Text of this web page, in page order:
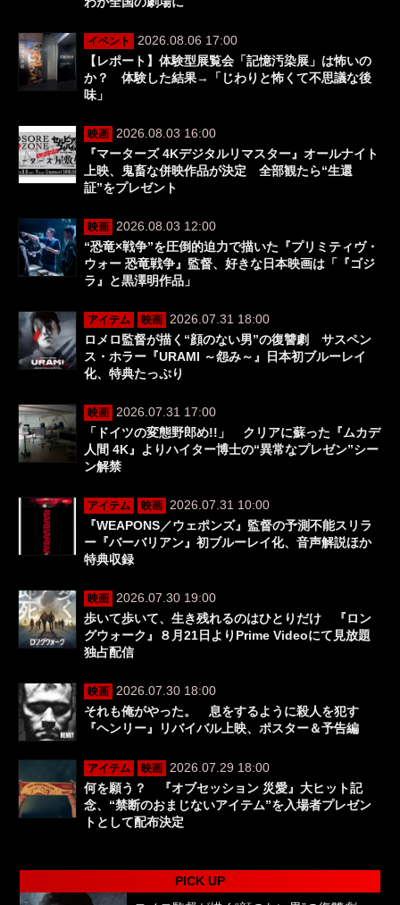
イベント
2026.08.06 17:00
【レポート】体験型展覧会「記憶汚染展」は怖いの
か？ 体験した結果→「じわりと怖くて不思議な後
味」
映画
2026.08.03 16:00
『マーターズ 4Kデジタルリマスター』オールナイト
上映、鬼畜な併映作品が決定 全部観たら“生還
証”をプレゼント
映画
2026.08.03 12:00
“恐竜×戦争”を圧倒的迫力で描いた『プリミティヴ・
ウォー 恐竜戦争』監督、好きな日本映画は「『ゴジ
ラ』と黒澤明作品」
アイテム 映画
2026.07.31 18:00
ロメロ監督が描く“顔のない男”の復讐劇 サスペン
ス・ホラー『URAMI ～怨み～』日本初ブルーレイ
化、特典たっぷり
映画
2026.07.31 17:00
「ドイツの変態野郎め!!」 クリアに蘇った『ムカデ
人間 4K』よりハイター博士の“異常なプレゼン”シー
ン解禁
アイテム 映画
2026.07.31 10:00
『WEAPONS／ウェポンズ』監督の予測不能スリラ
ー『バーバリアン』初ブルーレイ化、音声解説ほか
特典収録
映画
2026.07.30 19:00
歩いて歩いて、生き残れるのはひとりだけ 『ロン
グウォーク』８月21日よりPrime Videoにて見放題
独占配信
映画
2026.07.30 18:00
それも俺がやった。 息をするように殺人を犯す
『ヘンリー』リバイバル上映、ポスター＆予告編
アイテム 映画
2026.07.29 18:00
何を願う？ 『オブセッション 災愛』大ヒット記
念、“禁断のおまじないアイテム”を入場者プレゼン
トとして配布決定
PICK UP